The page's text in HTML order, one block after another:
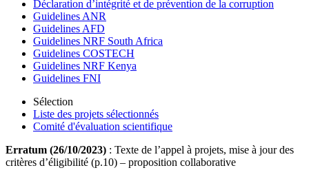
Déclaration d’intégrité et de prévention de la corruption
Guidelines ANR
Guidelines AFD
Guidelines NRF South Africa
Guidelines COSTECH
Guidelines NRF Kenya
Guidelines FNI
Sélection
Liste des projets sélectionnés
Comité d'évaluation scientifique
Erratum (26/10/2023) : Texte de l’appel à projets, mise à jour des
critères d’éligibilité (p.10) – proposition collaborative